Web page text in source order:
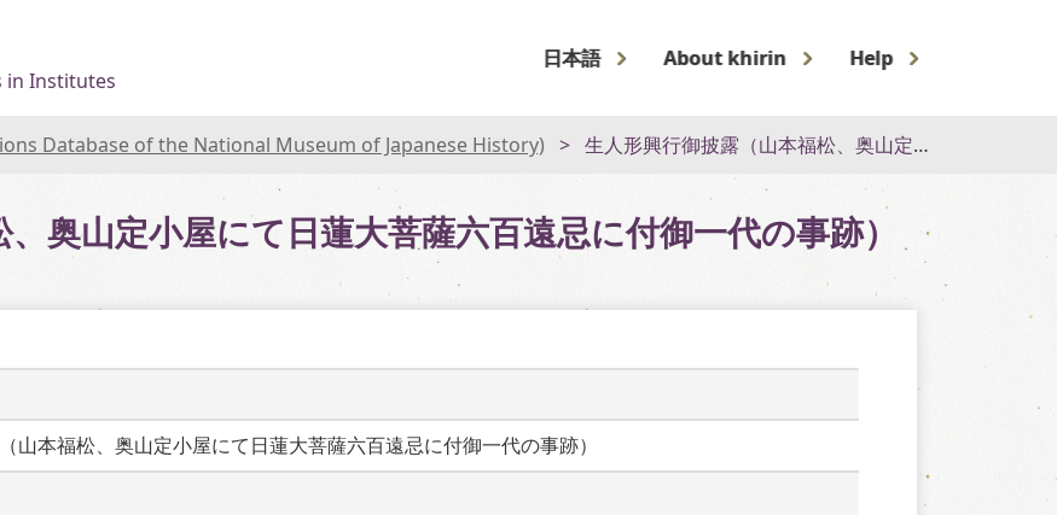
in Institutes
日本語 About khirin Help
Database of the National Museum of Japanese History) 生人形興行御披露（山本福松、奥山定小屋にて日蓮大菩薩六百遠忌に付御一代の事跡）
奥山定小屋にて日蓮大菩薩六百遠忌に付御一代の事跡）
山本福松、奥山定小屋にて日蓮大菩薩六百遠忌に付御一代の事跡）